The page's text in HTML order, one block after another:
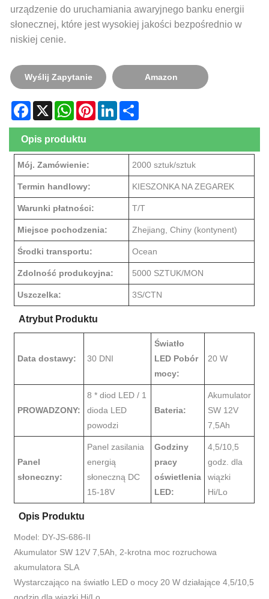
urządzenie do uruchamiania awaryjnego banku energii
słonecznej, które jest wysokiej jakości bezpośrednio w
niskiej cenie.
Wyślij Zapytanie Amazon
Facebook
X WhatsApp
PinterestLinkedIn
Opis produktu
Mój. Zamówienie: 2000 sztuk/sztuk
Termin handlowy: KIESZONKA NA ZEGAREK
Warunki płatności: T/T
Miejsce pochodzenia: Zhejiang, Chiny (kontynent)
Środki transportu: Ocean
Zdolność produkcyjna: 5000 SZTUK/MON
Uszczelka: 3S/CTN
Atrybut Produktu
Data dostawy: 30 DNI
Światło
LED Pobór
mocy:
20 W
PROWADZONY:
8 * diod LED / 1
dioda LED
powodzi
Bateria:
Akumulator
SW 12V
7,5Ah
Panel
słoneczny:
Panel zasilania
energią
słoneczną DC
15-18V
Godziny
pracy
oświetlenia
LED:
4,5/10,5
godz. dla
wiązki
Hi/Lo
Opis Produktu
Model: DY-JS-686-II
Akumulator SW 12V 7,5Ah, 2-krotna moc rozruchowa
akumulatora SLA
Wystarczająco na światło LED o mocy 20 W działające 4,5/10,5